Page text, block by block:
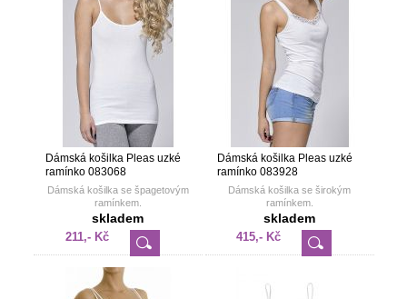
Dámská košilka Pleas uzké
ramínko 083068
Dámská košilka se špagetovým
ramínkem.
skladem
211,- Kč
Dámská košilka Pleas uzké
ramínko 083928
Dámská košilka se širokým
ramínkem.
skladem
415,- Kč